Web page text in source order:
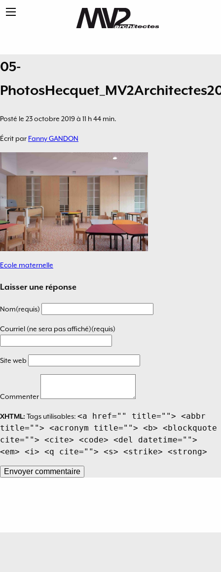
05-
Posté le 23 octobre 2019 à 11 h 44 min.
Écrit par Fanny GANDON
Navigation
de
l’article
Ecole maternelle
Laisser une réponse
Nom(requis)
Courriel (ne sera pas affiché)(requis)
Site web
Commenter
XHTML: Tags utilisables: <a href="" title=""> <abbr
title=""> <acronym title=""> <b> <blockquote
cite=""> <cite> <code> <del datetime="">
<em> <i> <q cite=""> <s> <strike> <strong>